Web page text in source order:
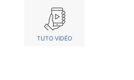
TUTO VIDÉO